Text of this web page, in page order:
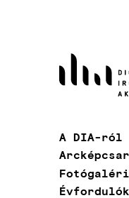
Fő
A DIA-ról
Évfordulók